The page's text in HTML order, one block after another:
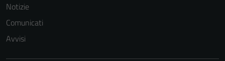
Notizie
Comunicati
Avvisi